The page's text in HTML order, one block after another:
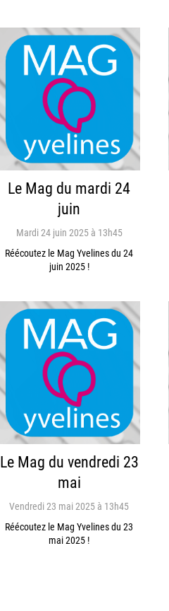
Le Mag du mardi 24
juin
Mardi 24 juin 2025 à 13h45
Réécoutez le Mag Yvelines du 24
juin 2025 !
Le Mag du vendredi 23
mai
Vendredi 23 mai 2025 à 13h45
Réécoutez le Mag Yvelines du 23
mai 2025 !